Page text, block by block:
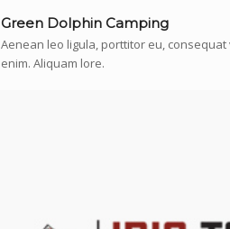
Green Dolphin Camping
Aenean leo ligula, porttitor eu,
enim. Aliquam lore.